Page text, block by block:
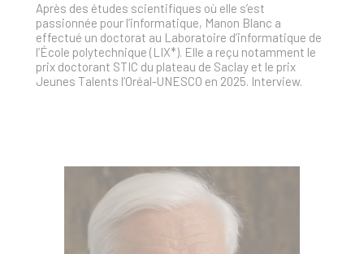
Après des études scientifiques où elle s’est
passionnée pour l’informatique, Manon Blanc a
effectué un doctorat au Laboratoire d’informatique de
l’École polytechnique (LIX*). Elle a reçu notamment le
prix doctorant STIC du plateau de Saclay et le prix
Jeunes Talents l’Oréal-UNESCO en 2025. Interview.